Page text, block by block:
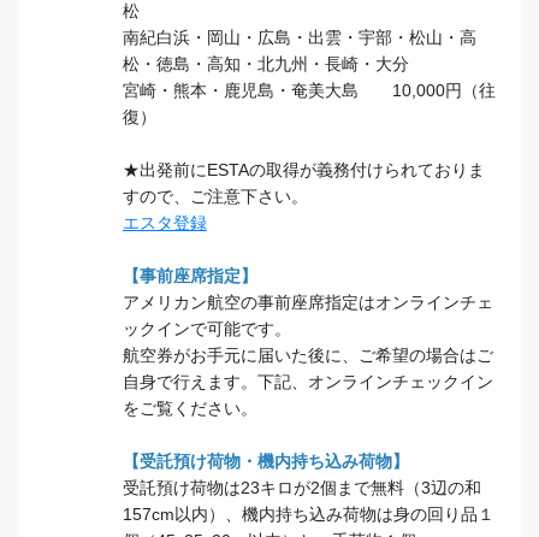
松
南紀白浜・岡山・広島・出雲・宇部・松山・高
松・徳島・高知・北九州・長崎・大分
宮崎・熊本・鹿児島・奄美大島 10,000円（往
復）
★出発前にESTAの取得が義務付けられておりま
すので、ご注意下さい。
エスタ登録
【事前座席指定】
アメリカン航空の事前座席指定はオンラインチェ
ックインで可能です。
航空券がお手元に届いた後に、ご希望の場合はご
自身で行えます。下記、オンラインチェックイン
をご覧ください。
【受託預け荷物・機内持ち込み荷物】
受託預け荷物は23キロが2個まで無料（3辺の和
157cm以内）、機内持ち込み荷物は身の回り品１